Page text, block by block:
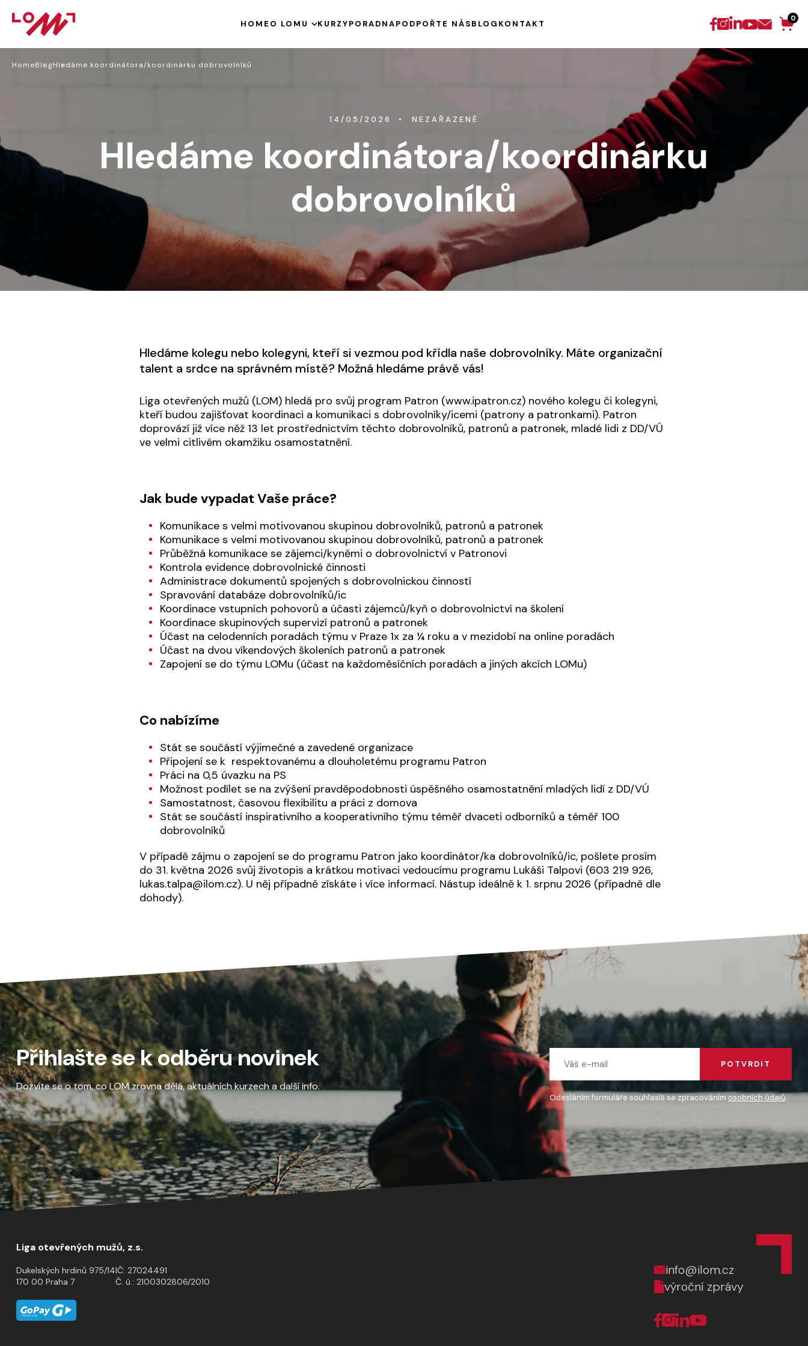
HOME O LOMU
PODPOŘENÉ PROJEKTY
KURZYPORADNAPODPOŘTE NÁSBLOG KONTAKT
0
HomeBlogHledáme koordinátora/koordinárku dobrovolníků
14/05/2026 NEZAŘAZENÉ
Hledáme koordinátora/koordinárku
dobrovolníků
Hledáme kolegu nebo kolegyni, kteří si vezmou pod křídla naše dobrovolníky. Máte organizační
talent a srdce na správném místě? Možná hledáme právě vás!
Liga otevřených mužů (LOM) hledá pro svůj program Patron (www.ipatron.cz) nového kolegu či kolegyni,
kteří budou zajišťovat koordinaci a komunikaci s dobrovolníky/icemi (patrony a patronkami). Patron
doprovází již více něž 13 let prostřednictvím těchto dobrovolníků, patronů a patronek, mladé lidi z DD/VÚ
ve velmi citlivém okamžiku osamostatnění.
Jak bude vypadat Vaše práce?
Komunikace s velmi motivovanou skupinou dobrovolníků, patronů a patronek
Komunikace s velmi motivovanou skupinou dobrovolníků, patronů a patronek
Průběžná komunikace se zájemci/kyněmi o dobrovolnictví v Patronovi
Kontrola evidence dobrovolnické činnosti
Administrace dokumentů spojených s dobrovolnickou činností
Spravování databáze dobrovolníků/ic
Koordinace vstupních pohovorů a účasti zájemců/kyň o dobrovolnictví na školení
Koordinace skupinových supervizí patronů a patronek
Účast na celodenních poradách týmu v Praze 1x za ¼ roku a v mezidobí na online poradách
Účast na dvou víkendových školeních patronů a patronek
Zapojení se do týmu LOMu (účast na každoměsíčních poradách a jiných akcích LOMu)
Co nabízíme
Stát se součástí výjimečné a zavedené organizace
Připojení se k respektovanému a dlouholetému programu Patron
Práci na 0,5 úvazku na PS
Možnost podílet se na zvýšení pravděpodobnosti úspěšného osamostatnění mladých lidí z DD/VÚ
Samostatnost, časovou flexibilitu a práci z domova
Stát se součástí inspirativního a kooperativního týmu téměř dvaceti odborníků a téměř 100
dobrovolníků
V případě zájmu o zapojení se do programu Patron jako koordinátor/ka dobrovolníků/ic, pošlete prosím
do 31. května 2026 svůj životopis a krátkou motivaci vedoucímu programu Lukáši Talpovi (603 219 926,
lukas.talpa@ilom.cz). U něj případně získáte i více informací. Nástup ideálně k 1. srpnu 2026 (případně dle
dohody).
Přihlašte se k odběru novinek
Dozvíte se o tom, co LOM zrovna dělá, aktuálních kurzech a další info.
POTVRDIT
Odesláním formuláře souhlasíš se zpracováním osobních údajů.
Liga otevřených mužů, z.s.
Dukelských hrdinů 975/14
170 00 Praha 7
IČ: 27024491
Č. ú.: 2100302806/2010
info@ilom.cz
výroční zprávy